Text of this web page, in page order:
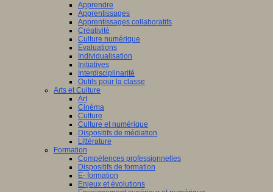
Apprendre
Apprentissages
Apprentissages collaboratifs
Créativité
Culture numérique
Evaluations
Individualisation
Initiatives
Interdisciplinarité
Outils pour la classe
Arts et Culture
Art
Cinéma
Culture
Culture et numérique
Dispositifs de médiation
Littérature
Formation
Compétences professionnelles
Dispositifs de formation
E- formation
Enjeux et évolutions